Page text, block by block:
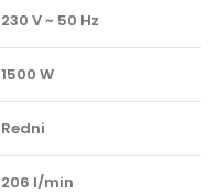
230 V ~ 50 Hz
1500 W
Redni
206 l/min